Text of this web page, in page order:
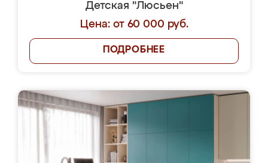
Детская "Люсьен"
Цена: от 60 000 руб.
ПОДРОБНЕЕ